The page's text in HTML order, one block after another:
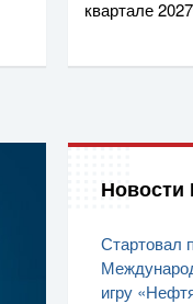
квартале
Стартовал
игру